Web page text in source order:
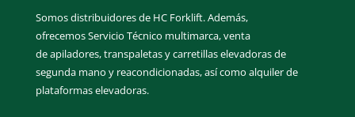
Somos distribuidores de HC Forklift. Además,
ofrecemos Servicio Técnico multimarca, venta
de apiladores, transpaletas y carretillas elevadoras de
segunda mano y reacondicionadas, así como alquiler de
plataformas elevadoras.